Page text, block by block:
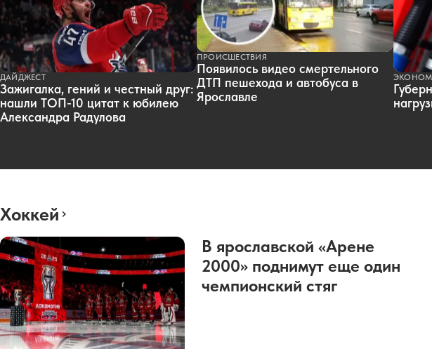
ДАЙДЖЕСТ
Зажигалка, гений и честный друг:
нашли ТОП-10 цитат к юбилею
Александра Радулова
ПРОИСШЕСТВИЯ
Появилось видео смертельного
ДТП пешехода и автобуса в
Ярославле
Хоккей
В ярославской «Арене
2000» поднимут еще один
чемпионский стяг